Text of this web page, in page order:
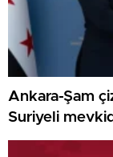
Ankara-Şam
Suriyeli